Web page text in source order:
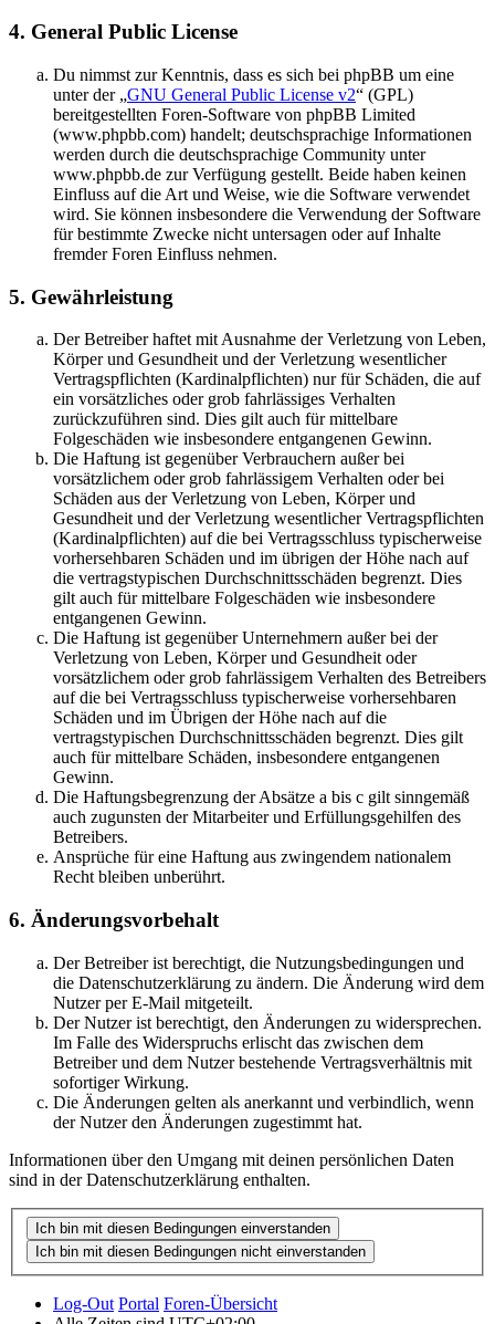
4. General Public License
Du nimmst zur Kenntnis, dass es sich bei phpBB um eine
unter der „GNU General Public License v2“ (GPL)
bereitgestellten Foren-Software von phpBB Limited
(www.phpbb.com) handelt; deutschsprachige Informationen
werden durch die deutschsprachige Community unter
www.phpbb.de zur Verfügung gestellt. Beide haben keinen
Einfluss auf die Art und Weise, wie die Software verwendet
wird. Sie können insbesondere die Verwendung der Software
für bestimmte Zwecke nicht untersagen oder auf Inhalte
fremder Foren Einfluss nehmen.
5. Gewährleistung
Der Betreiber haftet mit Ausnahme der Verletzung von Leben,
Körper und Gesundheit und der Verletzung wesentlicher
Vertragspflichten (Kardinalpflichten) nur für Schäden, die auf
ein vorsätzliches oder grob fahrlässiges Verhalten
zurückzuführen sind. Dies gilt auch für mittelbare
Folgeschäden wie insbesondere entgangenen Gewinn.
Die Haftung ist gegenüber Verbrauchern außer bei
vorsätzlichem oder grob fahrlässigem Verhalten oder bei
Schäden aus der Verletzung von Leben, Körper und
Gesundheit und der Verletzung wesentlicher Vertragspflichten
(Kardinalpflichten) auf die bei Vertragsschluss typischerweise
vorhersehbaren Schäden und im übrigen der Höhe nach auf
die vertragstypischen Durchschnittsschäden begrenzt. Dies
gilt auch für mittelbare Folgeschäden wie insbesondere
entgangenen Gewinn.
Die Haftung ist gegenüber Unternehmern außer bei der
Verletzung von Leben, Körper und Gesundheit oder
vorsätzlichem oder grob fahrlässigem Verhalten des Betreibers
auf die bei Vertragsschluss typischerweise vorhersehbaren
Schäden und im Übrigen der Höhe nach auf die
vertragstypischen Durchschnittsschäden begrenzt. Dies gilt
auch für mittelbare Schäden, insbesondere entgangenen
Gewinn.
Die Haftungsbegrenzung der Absätze a bis c gilt sinngemäß
auch zugunsten der Mitarbeiter und Erfüllungsgehilfen des
Betreibers.
Ansprüche für eine Haftung aus zwingendem nationalem
Recht bleiben unberührt.
6. Änderungsvorbehalt
Der Betreiber ist berechtigt, die Nutzungsbedingungen und
die Datenschutzerklärung zu ändern. Die Änderung wird dem
Nutzer per E-Mail mitgeteilt.
Der Nutzer ist berechtigt, den Änderungen zu widersprechen.
Im Falle des Widerspruchs erlischt das zwischen dem
Betreiber und dem Nutzer bestehende Vertragsverhältnis mit
sofortiger Wirkung.
Die Änderungen gelten als anerkannt und verbindlich, wenn
der Nutzer den Änderungen zugestimmt hat.
Informationen über den Umgang mit deinen persönlichen Daten
sind in der Datenschutzerklärung enthalten.
Log-Out Portal Foren-Übersicht